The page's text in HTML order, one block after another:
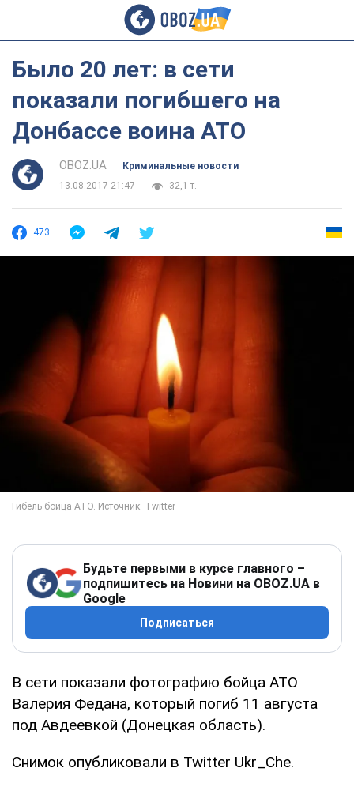
Было 20 лет: в сети
показали погибшего на
Донбассе воина АТО
OBOZ.UA
Криминальные новости
13.08.2017 21:47
32,1 т.
473
Будьте первыми в курсе главного –
подпишитесь на Новини на OBOZ.UA в
Google
Подписаться
В сети показали фотографию бойца АТО
Валерия Федана, который погиб 11 августа
под Авдеевкой (Донецкая область).
Снимок опубликовали в Twitter Ukr_Che.